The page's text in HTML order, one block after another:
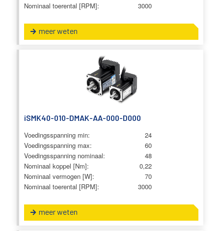
Nominaal toerental [RPM]:
3000
meer weten
iSMK40-010-DMAK-AA-000-D000
Voedingsspanning min:
24
Voedingsspanning max:
60
Voedingsspanning nominaal:
48
Nominaal koppel [Nm]:
0,22
Nominaal vermogen [W]:
70
Nominaal toerental [RPM]:
3000
meer weten